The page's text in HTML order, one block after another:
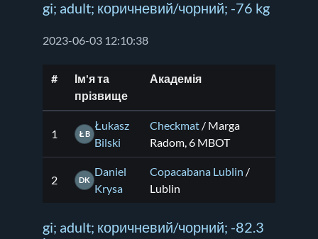
gi; adult; коричневий/чорний; -76 kg
2023-06-03 12:10:38
#
Ім'я та
прізвище
Академія
1 ŁB
Łukasz
Bilski
Checkmat / Marga
Radom, 6 MBOT
2 DK
Daniel
Krysa
Copacabana Lublin /
Lublin
gi; adult; коричневий/чорний; -82.3